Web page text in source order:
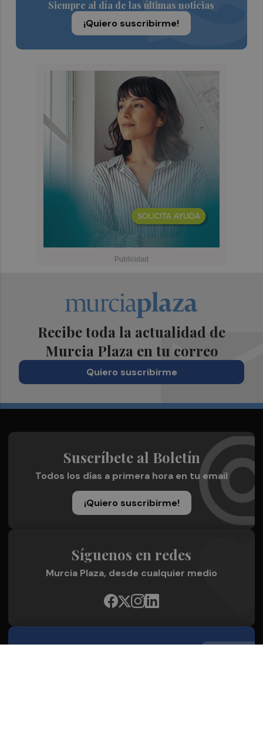
Siempre al día de las últimas noticias
¡Quiero suscribirme!
Recibe toda la actualidad de
Murcia Plaza en tu correo
Quiero suscribirme
Suscríbete al Boletín
Todos los días a primera hora en tu email
¡Quiero suscribirme!
Síguenos en redes
Murcia Plaza, desde cualquier medio